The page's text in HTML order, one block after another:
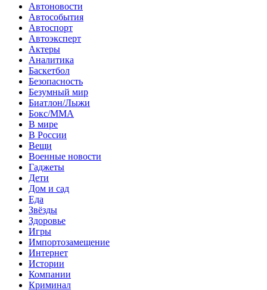
Автоновости
Автособытия
Автоспорт
Автоэксперт
Актеры
Аналитика
Баскетбол
Безопасность
Безумный мир
Биатлон/Лыжи
Бокс/MMA
В мире
В России
Вещи
Военные новости
Гаджеты
Дети
Дом и сад
Еда
Звёзды
Здоровье
Игры
Импортозамещение
Интернет
Истории
Компании
Криминал